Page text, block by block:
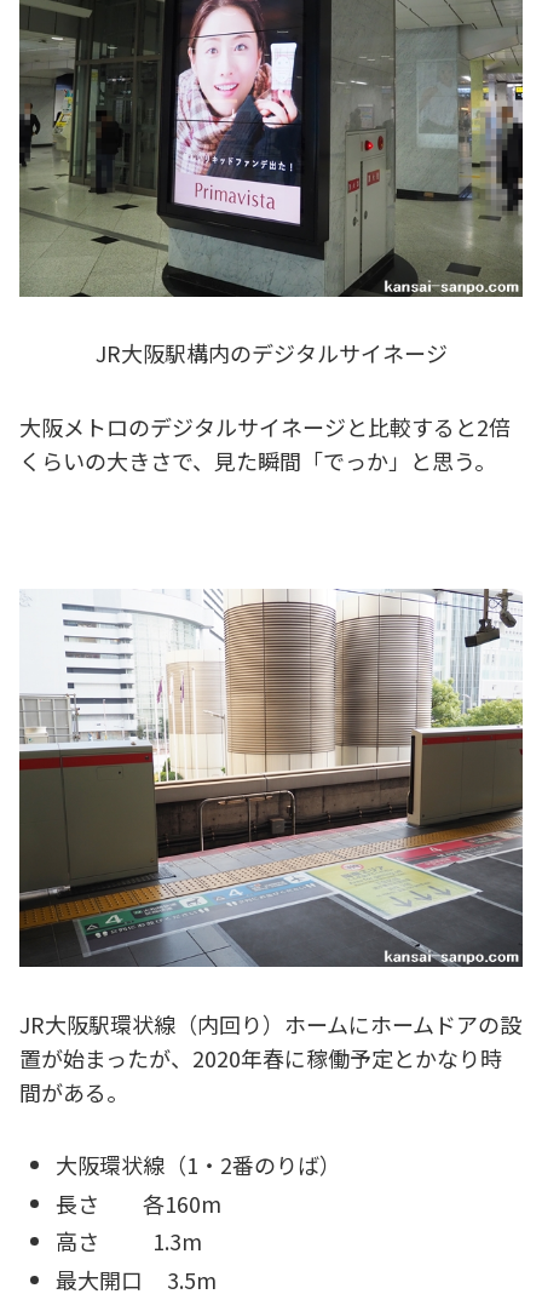
JR大阪駅構内のデジタルサイネージ
大阪メトロのデジタルサイネージと比較すると2倍
くらいの大きさで、見た瞬間「でっか」と思う。
JR大阪駅環状線（内回り）ホームにホームドアの設
置が始まったが、2020年春に稼働予定とかなり時
間がある。
大阪環状線（1・2番のりば）
長さ 各160m
高さ 1.3m
最大開口 3.5m